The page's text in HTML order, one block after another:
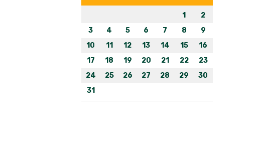
1
2
3
4 5 6 7 8
9
10
11 12 13 14 15
16
17
18 19 20 21 22
23
24
25 26 27 28 29
30
31